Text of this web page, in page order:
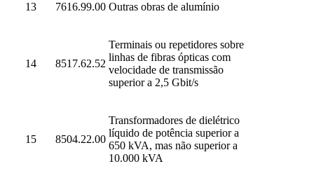
13 7616.99.00 Outras obras de alumínio
14 8517.62.52
Terminais ou repetidores sobre
linhas de fibras ópticas com
velocidade de transmissão
superior a 2,5 Gbit/s
15 8504.22.00
Transformadores de dielétrico
líquido de potência superior a
650 kVA, mas não superior a
10.000 kVA